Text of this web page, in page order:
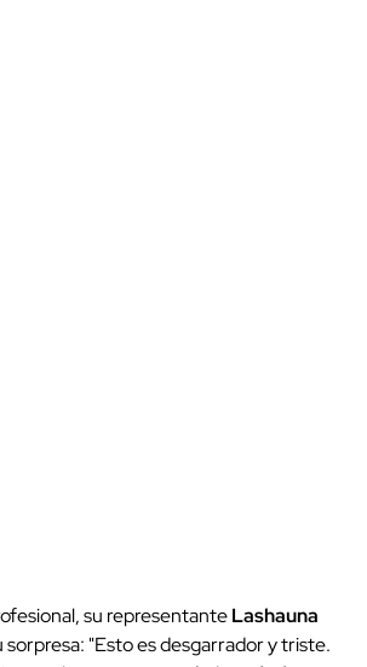
su representanteLashauna
sorpresa: "Esto es desgarrador y triste.